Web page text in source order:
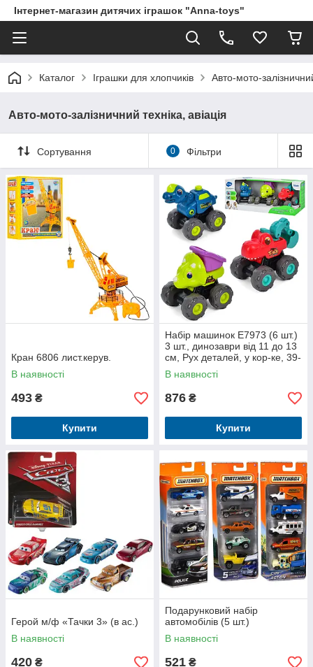
Інтернет-магазин дитячих іграшок "Anna-toys"
Каталог Іграшки для хлопчиків Авто-мото-
Авто-мото-залізничний техніка, авіація
Сортування 0 Фільтри
Кран 6806 лист.керув.
В наявності
493 ₴
Купити
Набір машинок E7973 (6 шт.)
3 шт., динозаври від 11 до 13
см, Рух деталей, у кор-ке, 39-
16,5-15,5 см
В наявності
876 ₴
Купити
Герой м/ф «Тачки 3» (в ас.)
В наявності
420 ₴
Подарунковий набір
автомобілів (5 шт.)
В наявності
521 ₴